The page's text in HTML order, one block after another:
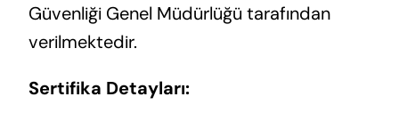
Güvenliği Genel Müdürlüğü tarafından
verilmektedir.
Sertifika Detayları: